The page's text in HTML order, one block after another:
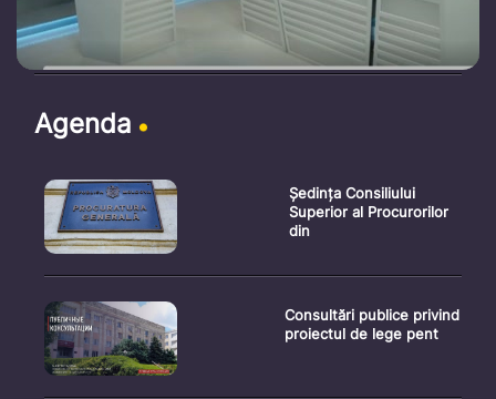
Agenda
Ședința Consiliului
Superior al Procurorilor
din
Consultări publice privind
proiectul de lege pent